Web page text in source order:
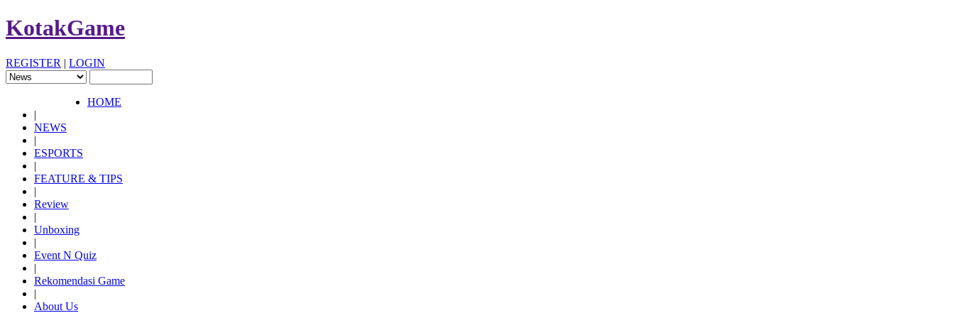
KotakGame
REGISTER | LOGIN
HOME
|
NEWS
|
ESPORTS
|
FEATURE & TIPS
|
Review
|
Unboxing
|
Event N Quiz
|
Rekomendasi Game
|
About Us